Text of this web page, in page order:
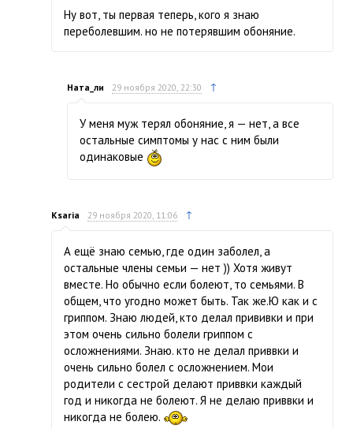
Ну вот, ты первая теперь, кого я знаю
переболевшим. но не потерявшим обоняние.
Ната_ли 29 ноября 2020, 22:30 ↑
У меня муж терял обоняние, я — нет, а все
остальные симптомы у нас с ним были
одинаковые
Ksaria 29 ноября 2020, 11:06 ↑
А ещё знаю семью, где один заболел, а
остальные члены семьи — нет )) Хотя живут
вместе. Но обычно если болеют, то семьями. В
общем, что угодно может быть. Так же.Ю как и с
гриппом. Знаю людей, кто делал прививки и при
этом очень сильно болели гриппом с
осложнениями. Знаю. кто не делал приввки и
очень сильно болел с осложнением. Мои
родители с сестрой делают приввки каждый
год и никогда не болеют. Я не делаю приввки и
никогда не болею.